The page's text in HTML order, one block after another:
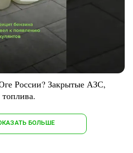
России? Закрытые АЗС,
БОЛЬШЕ